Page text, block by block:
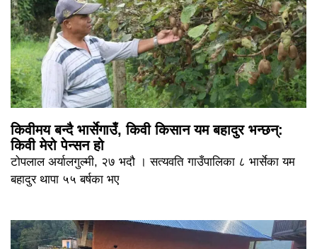
किवीमय बन्दै भार्सेगाउँ, किवी किसान यम बहादुर भन्छन्:
किवी मेरो पेन्सन हो
टोपलाल अर्यालगुल्मी, २७ भदौ । सत्यवति गाउँपालिका ८ भार्सेका यम
बहादुर थापा ५५ बर्षका भए